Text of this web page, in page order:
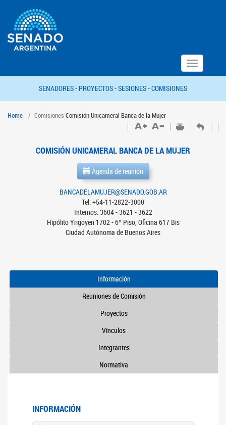
Toggle
navigation
SENADORES - PROYECTOS -SESIONES -COMISIONES
Home Comisiones Comisión Unicameral Banca de la Mujer
COMISIÓN UNICAMERAL BANCA DE LA MUJER
Agenda de reunión
BANCADELAMUJER@SENADO.GOB.AR
Tel: +54-11-2822-3000
Internos: 3604 - 3621 - 3622
Hipólito Yrigoyen 1702 - 6º Piso, Oficina 617 Bis
Ciudad Autónoma de Buenos Aires
Información
Reuniones de Comisión
Proyectos
Vínculos
Integrantes
Normativa
INFORMACIÓN